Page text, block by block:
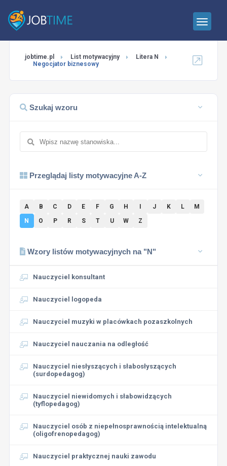
jobtime.pl List motywacyjny
Litera N
Negocjator biznesowy
Szukaj wzoru
Przeglądaj listy motywacyjne A-Z
A B C D E F G H J K L
M
N
O P R S T U W Z
Wzory listów motywacyjnych na "N"
Nauczyciel konsultant
Nauczyciel logopeda
Nauczyciel muzyki w placówkach pozaszkolnych
Nauczyciel nauczania na odległość
Nauczyciel niesłyszących i słabosłyszących
(surdopedagog)
Nauczyciel niewidomych i słabowidzących
(tyflopedagog)
Nauczyciel osób z niepełnosprawnością intelektualną
(oligofrenopedagog)
Nauczyciel praktycznej nauki zawodu